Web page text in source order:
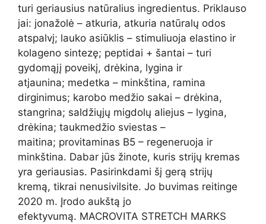
turi geriausius natūralius ingredientus. Priklauso
jai: jonažolė – atkuria, atkuria natūralų odos
atspalvį; lauko asiūklis – stimuliuoja elastino ir
kolageno sintezę; peptidai + šantai – turi
gydomąjį poveikį, drėkina, lygina ir
atjaunina; medetka – minkština, ramina
dirginimus; karobo medžio sakai – drėkina,
stangrina; saldžiųjų migdolų aliejus – lygina,
drėkina; taukmedžio sviestas –
maitina; provitaminas B5 – regeneruoja ir
minkština. Dabar jūs žinote, kuris strijų kremas
yra geriausias. Pasirinkdami šį gerą strijų
kremą, tikrai nenusivilsite. Jo buvimas reitinge
2020 m. Įrodo aukštą jo
efektyvumą. MACROVITA STRETCH MARKS